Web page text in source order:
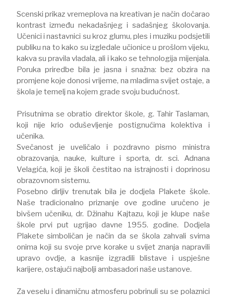
Scenski prikaz vremeplova na kreativan je način dočarao
kontrast između nekadašnjeg i sadašnjeg školovanja.
Učenici i nastavnici su kroz glumu, ples i muziku podsjetili
publiku na to kako su izgledale učionice u prošlom vijeku,
kakva su pravila vladala, ali i kako se tehnologija mijenjala.
Poruka priredbe bila je jasna i snažna: bez obzira na
promjene koje donosi vrijeme, na mladima svijet ostaje, a
škola je temelj na kojem grade svoju budućnost.
Prisutnima se obratio direktor škole, g. Tahir Taslaman,
koji nije krio oduševljenje postignućima kolektiva i
učenika.
Svečanost je uveličalo i pozdravno pismo ministra
obrazovanja, nauke, kulture i sporta, dr. sci. Adnana
Velagića, koji je školi čestitao na istrajnosti i doprinosu
obrazovnom sistemu.
Posebno dirljiv trenutak bila je dodjela Plakete škole.
Naše tradicionalno priznanje ove godine uručeno je
bivšem učeniku, dr. Džinahu Kajtazu, koji je klupe naše
škole prvi put ugrijao davne 1955. godine. Dodjela
Plakete simboličan je način da se škola zahvali svima
onima koji su svoje prve korake u svijet znanja napravili
upravo ovdje, a kasnije izgradili blistave i uspješne
karijere, ostajući najbolji ambasadori naše ustanove.
Za veselu i dinamičnu atmosferu pobrinuli su se polaznici